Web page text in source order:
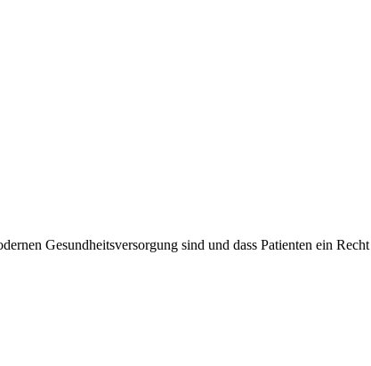
Gesundheitsversorgung sind und dass Patienten ein